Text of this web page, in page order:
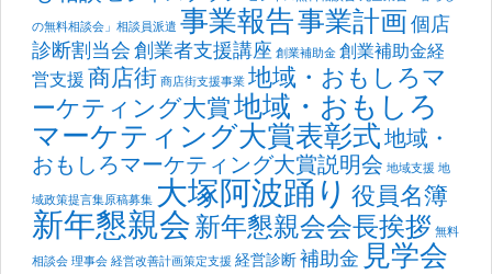
の無料相談会」相談員派遣 事業報告事業計画個店
診断割当会創業者支援講座 創業補助金 創業補助金経
営支援商店街 商店街支援事業 地域・おもしろマ
ーケティング大賞地域・おもしろ
マーケティング大賞表彰式地域・
おもしろマーケティング大賞説明会 地域支援 地
域政策提言集原稿募集 大塚阿波踊り役員名簿
新年懇親会新年懇親会会長挨拶 無料
相談会 理事会 経営改善計画策定支援 経営診断補助金 見学会